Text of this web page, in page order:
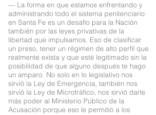
— La forma en que estamos enfrentando y
administrando todo el sistema penitenciario
en Santa Fe es un desafío para la Nación
también por las leyes privativas de la
libertad que impulsamos. Eso de clasificar
un preso, tener un régimen de alto perfil que
realmente exista y que esté legitimado sin la
posibilidad de que alguno después te hago
un amparo. No solo en lo legislativo nos
sirvió la Ley de Emergencia, también nos
sirvió la Ley de Microtráfico, nos sirvió darle
más poder al Ministerio Público de la
Acusación porque eso le permitió a los